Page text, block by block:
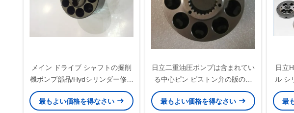
メイン ドライブ シャフトの掘削
機ポンプ部品/Hydシリンダー修理
用キット16本x 46本の歯
最もよい価格を得なさい
日立二重油圧ポンプは含まれてい
る中心ピン ピストン弁の版のシ
リンダ ブロックを分けます
最もよい価格を得なさい
日立
ル シ
ー
最